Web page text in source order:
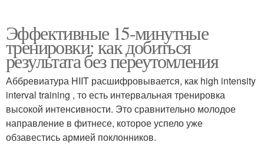
Эффективные 15-минутные
тренировки: как добиться
результата без переутомления
Аббревиатура HIIT расшифровывается, как high intensity
interval training , то есть интервальная тренировка ​
высокой интенсивности. Это сравнительно молодое
направление в фитнесе, которое успело уже
обзавестись армией поклонников.